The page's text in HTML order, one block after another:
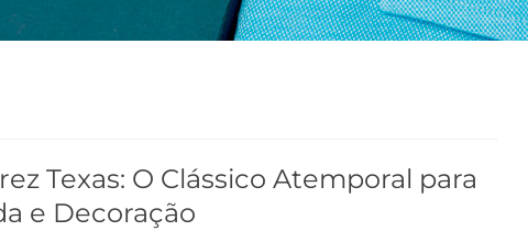
Texas: O Clássico Atemporal para
e Decoração